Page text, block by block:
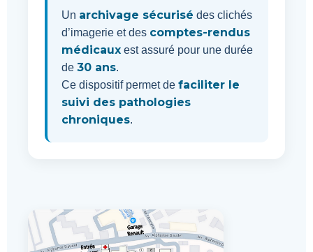
Un archivage sécurisé des clichés
d’imagerie et des comptes-rendus
médicauxest assuré pour une durée
de 30 ans.
Ce dispositif permet de faciliter le
suivi des pathologies
chroniques.